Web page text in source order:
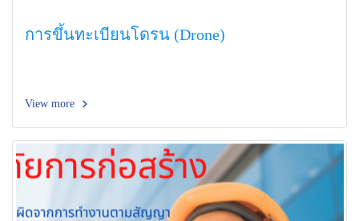
การขึ้นทะเบียนโดรน (Drone)
View more